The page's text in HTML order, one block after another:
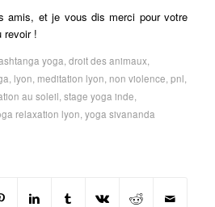
amis, et je vous dis merci pour votre
revoir !
yoga droit des animaux
lyon meditation lyon non violence pnl
au soleil stage yoga inde
relaxation lyon yoga sivananda